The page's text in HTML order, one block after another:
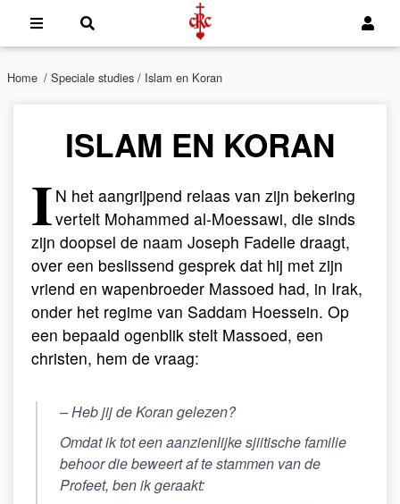
Home / Speciale studies / Islam en Koran
ISLAM EN KORAN
I N het aangrijpend relaas van zijn bekering
vertelt Mohammed al-Moessawi, die sinds
zijn doopsel de naam Joseph Fadelle draagt,
over een beslissend gesprek dat hij met zijn
vriend en wapenbroeder Massoed had, in Irak,
onder het regime van Saddam Hoessein. Op
een bepaald ogenblik stelt Massoed, een
christen, hem de vraag:
–Heb jij de Koran gelezen?
Omdat ik tot een aanzienlijke sjiitische familie
behoor die beweert af te stammen van de
Profeet, ben ik geraakt: